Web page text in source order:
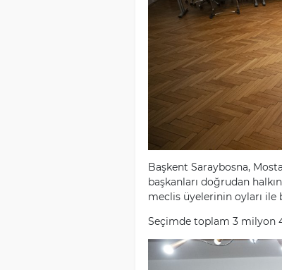
Başkent Saraybosna,
başkanları doğrudan
meclis üyelerinin oyları ile
Seçimde toplam 3 milyon